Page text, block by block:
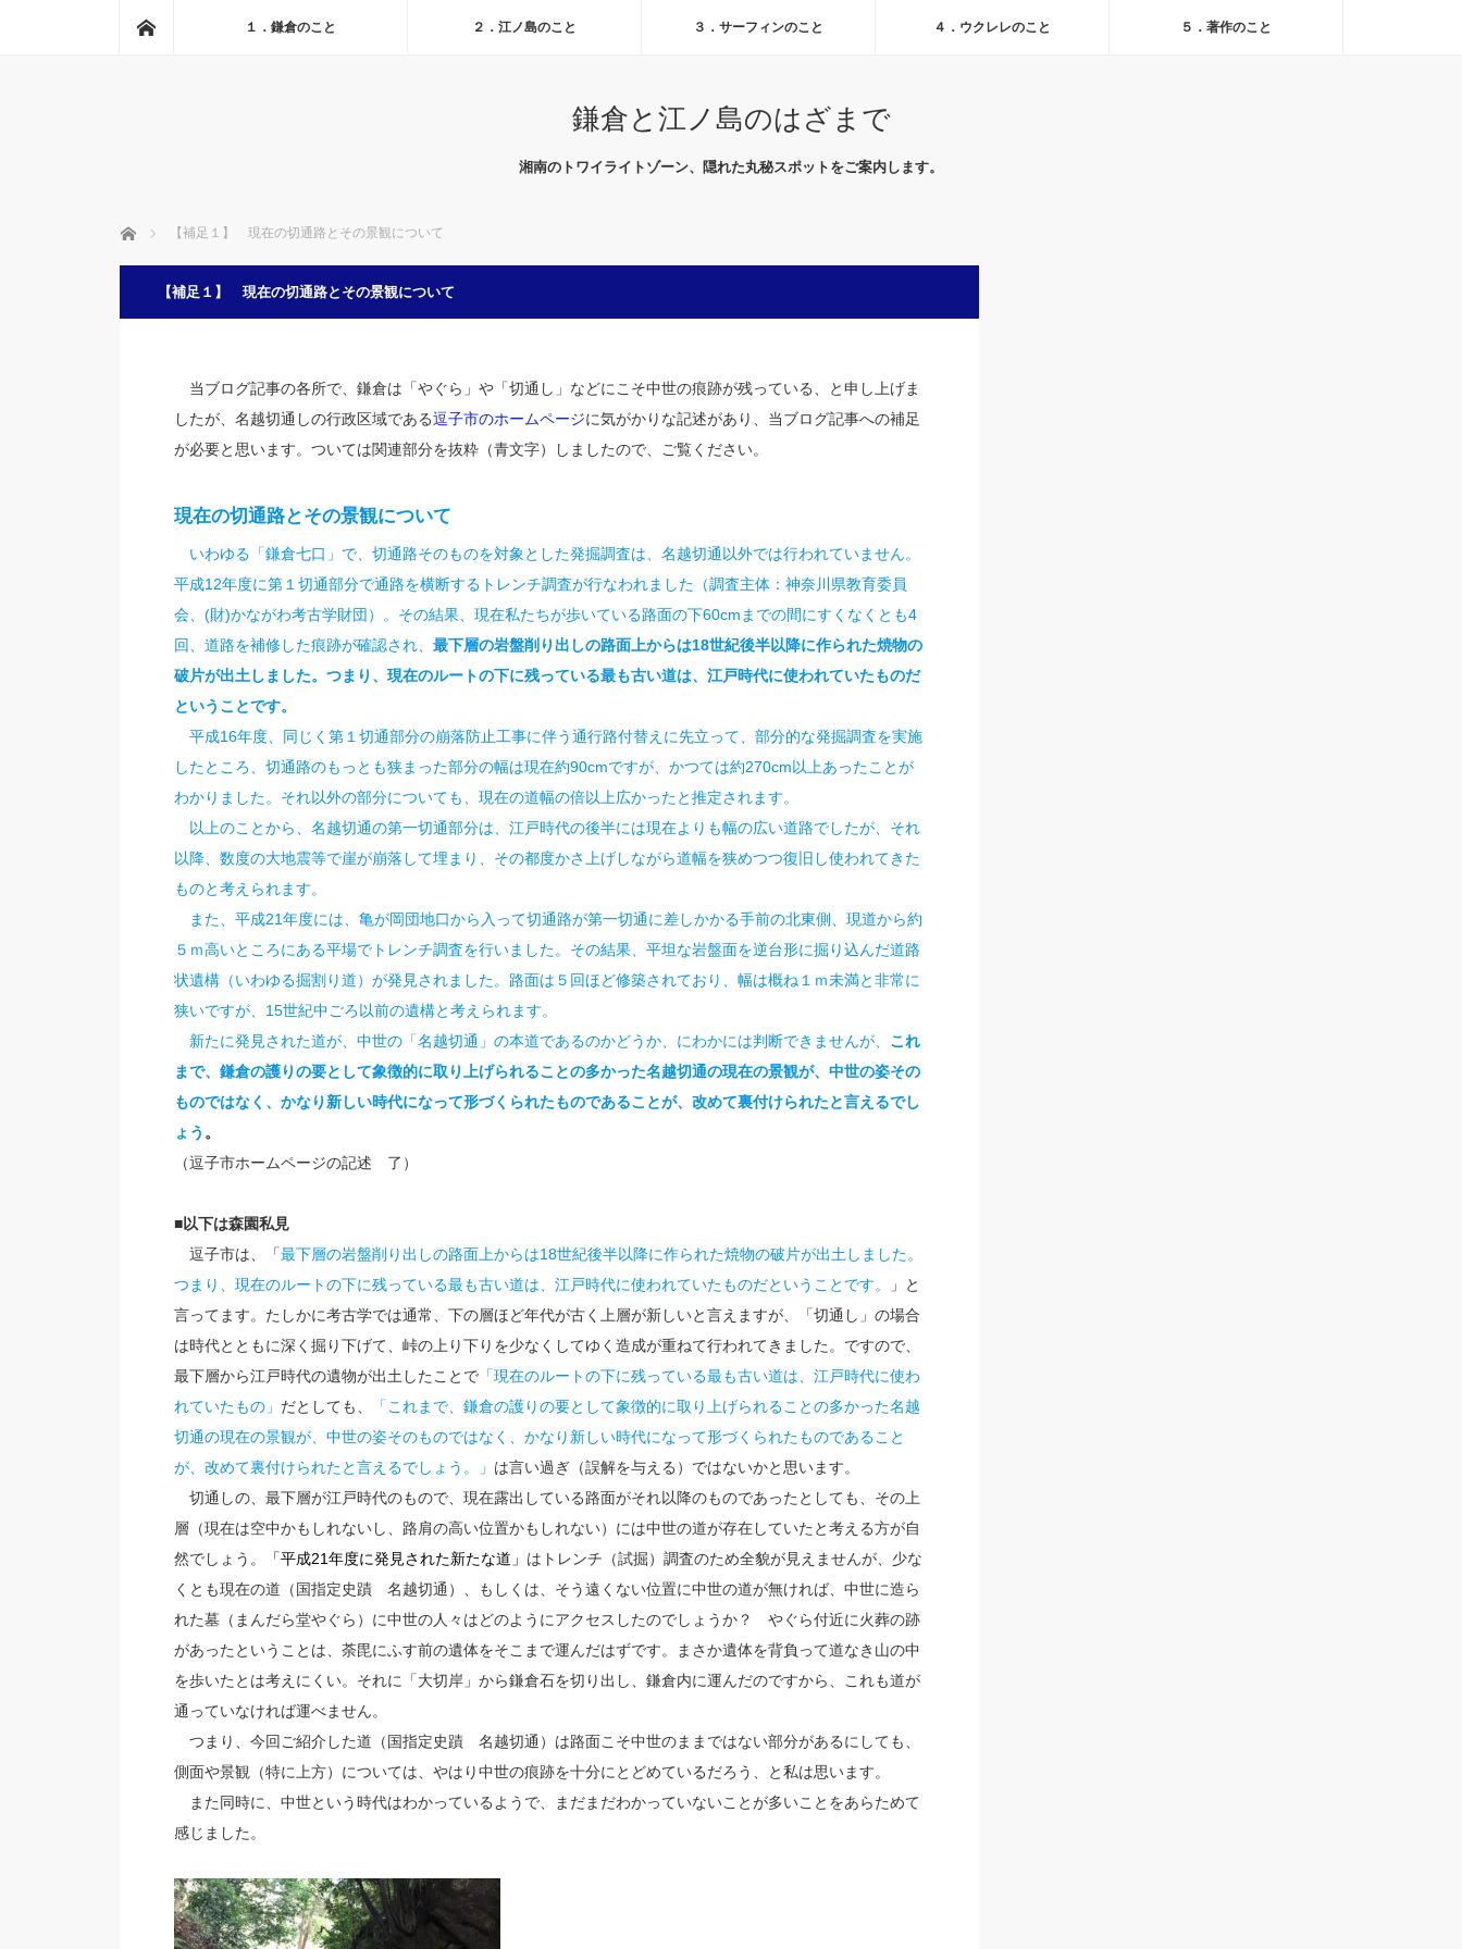
１．鎌倉のこと ２．江ノ島のこと ３．サーフィンのこと ４．ウクレレのこと ５．著作のこと
鎌倉と江ノ島のはざまで
湘南のトワイライトゾーン、隠れた丸秘スポットをご案内します。
ホーム 【補足１】 現在の切通路とその景観について
【補足１】 現在の切通路とその景観について
当ブログ記事の各所で、鎌倉は「やぐら」や「切通し」などにこそ中世の痕跡が残っている、と申し上げま
したが、名越切通しの行政区域である逗子市のホームページに気がかりな記述があり、当ブログ記事への補足
が必要と思います。ついては関連部分を抜粋（青文字）しましたので、ご覧ください。
現在の切通路とその景観について
いわゆる「鎌倉七口」で、切通路そのものを対象とした発掘調査は、名越切通以外では行われていません。
平成12年度に第１切通部分で通路を横断するトレンチ調査が行なわれました（調査主体：神奈川県教育委員
会、(財)かながわ考古学財団）。その結果、現在私たちが歩いている路面の下60cmまでの間にすくなくとも4
回、道路を補修した痕跡が確認され、 最下層の岩盤削り出しの路面上からは18世紀後半以降に作られた焼物の
破片が出土しました。つまり、現在のルートの下に残っている最も古い道は、江戸時代に使われていたものだ
ということです。
平成16年度、同じく第１切通部分の崩落防止工事に伴う通行路付替えに先立って、部分的な発掘調査を実施
したところ、切通路のもっとも狭まった部分の幅は現在約90cmですが、かつては約270cm以上あったことが
わかりました。それ以外の部分についても、現在の道幅の倍以上広かったと推定されます。
以上のことから、名越切通の第一切通部分は、江戸時代の後半には現在よりも幅の広い道路でしたが、それ
以降、数度の大地震等で崖が崩落して埋まり、その都度かさ上げしながら道幅を狭めつつ復旧し使われてきた
ものと考えられます。
また、平成21年度には、亀が岡団地口から入って切通路が第一切通に差しかかる手前の北東側、現道から約
５ｍ高いところにある平場でトレンチ調査を行いました。その結果、平坦な岩盤面を逆台形に掘り込んだ道路
状遺構（いわゆる掘割り道）が発見されました。路面は５回ほど修築されており、幅は概ね１ｍ未満と非常に
狭いですが、15世紀中ごろ以前の遺構と考えられます。
新たに発見された道が、中世の「名越切通」の本道であるのかどうか、にわかには判断できませんが、 これ
まで、鎌倉の護りの要として象徴的に取り上げられることの多かった名越切通の現在の景観が、中世の姿その
ものではなく、かなり新しい時代になって形づくられたものであることが、改めて裏付けられたと言えるでし
ょう 。
（逗子市ホームページの記述 了）
■以下は森園私見
逗子市は、「最下層の岩盤削り出しの路面上からは18世紀後半以降に作られた焼物の破片が出土しました。
つまり、現在のルートの下に残っている最も古い道は、江戸時代に使われていたものだということです。
」と
言ってます。たしかに考古学では通常、下の層ほど年代が古く上層が新しいと言えますが、「切通し」の場合
は時代とともに深く掘り下げて、峠の上り下りを少なくしてゆく造成が重ねて行われてきました。ですので、
最下層から江戸時代の遺物が出土したことで「現在のルートの下に残っている最も古い道は、江戸時代に使わ
れていたもの」 だとしても、
「これまで、鎌倉の護りの要として象徴的に取り上げられることの多かった名越
切通の現在の景観が、中世の姿そのものではなく、かなり新しい時代になって形づくられたものであること
が、改めて裏付けられたと言えるでしょう。」 は言い過ぎ（誤解を与える）ではないかと思います。
切通しの、最下層が江戸時代のもので、現在露出している路面がそれ以降のものであったとしても、その上
層（現在は空中かもしれないし、路肩の高い位置かもしれない）には中世の道が存在していたと考える方が自
然でしょう。
「平成21年度に発見された新たな道」 はトレンチ（試掘）調査のため全貌が見えませんが、少な
くとも現在の道（国指定史蹟 名越切通）、もしくは、そう遠くない位置に中世の道が無ければ、中世に造ら
れた墓（まんだら堂やぐら）に中世の人々はどのようにアクセスしたのでしょうか？ やぐら付近に火葬の跡
があったということは、荼毘にふす前の遺体をそこまで運んだはずです。まさか遺体を背負って道なき山の中
を歩いたとは考えにくい。それに「大切岸」から鎌倉石を切り出し、鎌倉内に運んだのですから、これも道が
通っていなければ運べません。
つまり、今回ご紹介した道（国指定史蹟 名越切通）は路面こそ中世のままではない部分があるにしても、
側面や景観（特に上方）については、やはり中世の痕跡を十分にとどめているだろう、と私は思います。
また同時に、中世という時代はわかっているようで、まだまだわかっていないことが多いことをあらためて
感じました。